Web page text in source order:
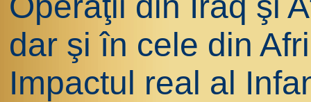
dar şi în cele din
Impactul real al